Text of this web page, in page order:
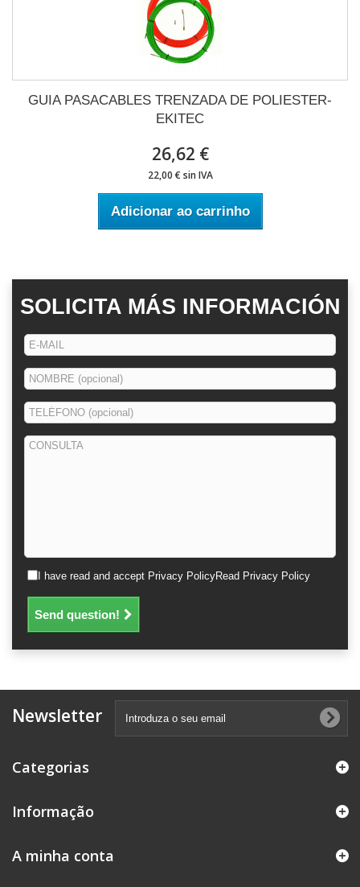
GUIA PASACABLES TRENZADA DE POLIESTER-
EKITEC
26,62 €
22,00 € sin IVA
Adicionar ao carrinho
SOLICITA MÁS INFORMACIÓN
I have read and accept Privacy PolicyRead Privacy Policy
Send question!
Newsletter
Categorias
Informação
A minha conta